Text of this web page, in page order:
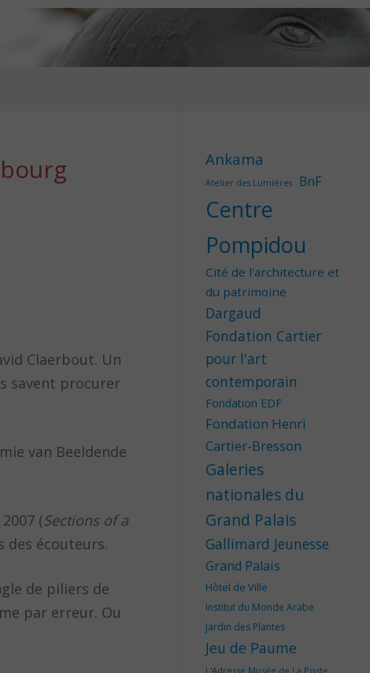
Claerbout. Un
savent procurer
van Beeldende
(Sections of a
des écouteurs.
de piliers de
par erreur. Ou
Ankama
Atelier des Lumières BnF
Centre
Pompidou
Cité de l'architecture et
du patrimoine
Dargaud
Fondation Cartier
pour l'art
contemporain
Fondation EDF
Fondation Henri
Cartier-Bresson
Galeries
nationales du
Grand Palais
Gallimard Jeunesse
Grand Palais
Hôtel de Ville
Institut du Monde Arabe
Jardin des Plantes
Jeu de Paume
L'Adresse Musée de La Poste